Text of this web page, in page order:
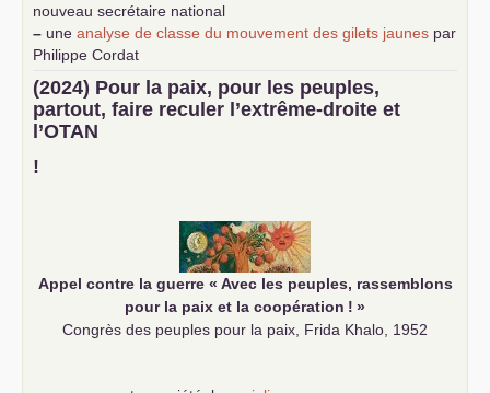
nouveau secrétaire national
– une analyse de classe du mouvement des gilets jaunes par
Philippe Cordat
–
un texte de Jean-Claude Delaunay
le marxisme est la
science sociale de notre temps
–un appel proposé aux partis communistes et ouvrier
d’Europe
–
(2024) Pour la paix, pour les peuples,
partout, faire reculer l’extrême-droite et
l’OTAN
!
Appel contre la guerre « Avec les peuples, rassemblons
pour la paix et la coopération ! »
Congrès des peuples pour la paix, Frida Khalo, 1952